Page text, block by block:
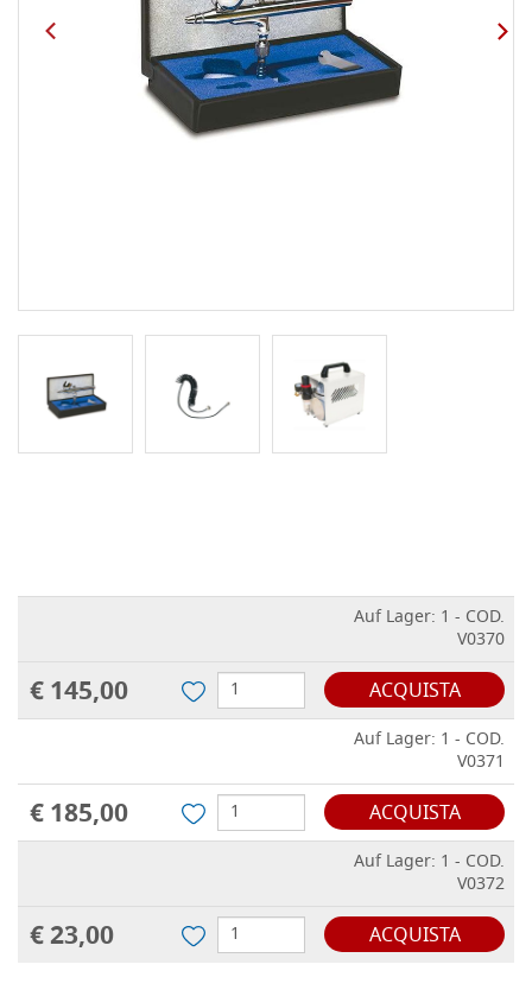
Auf Lager: 1 - COD.
V0370
€ 145,00 ACQUISTA
Auf Lager: 1 - COD.
V0371
€ 185,00 ACQUISTA
Auf Lager: 1 - COD.
V0372
€ 23,00 ACQUISTA